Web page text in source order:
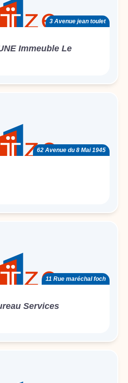
3 Avenue jean toulet
Immeuble Le
62 Avenue du 8 Mai 1945
11 Rue maréchal foch
Services